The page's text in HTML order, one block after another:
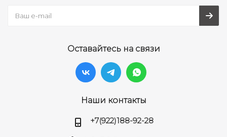
Оставайтесь на связи
Наши контакты
+7(922)188-92-28